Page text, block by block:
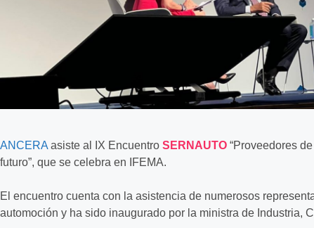
ANCERAasiste al IX Encuentro SERNAUTO “Proveedores
futuro”, que se celebra en IFEMA.
El encuentro cuenta con la asistencia de numerosos
automoción y ha sido inaugurado por la ministra de Industria,